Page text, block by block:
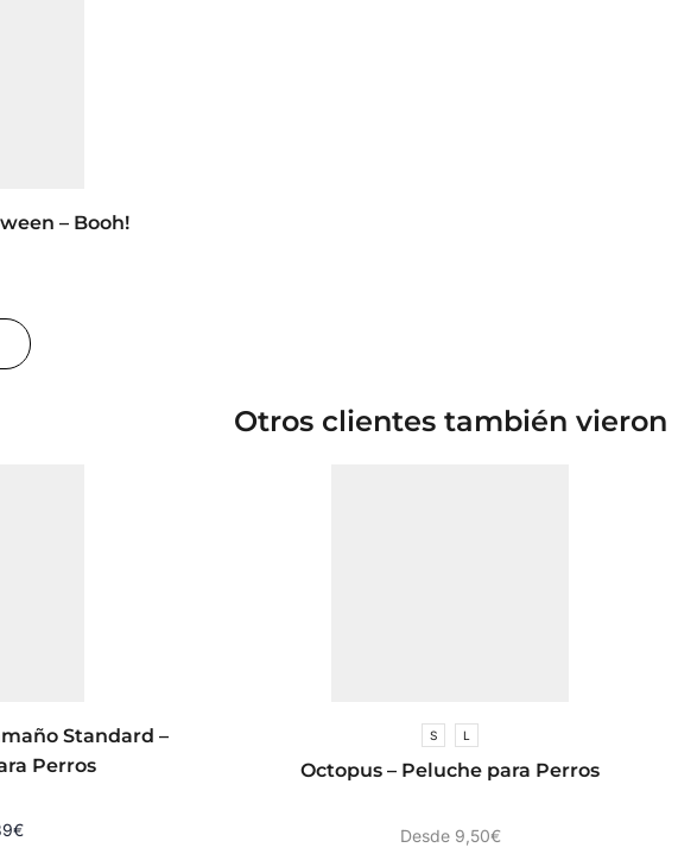
– Booh!
Otros clientes también vieron
Standard –
Perros
€
S L
Octopus – Peluche para Perros
Desde 9,50€